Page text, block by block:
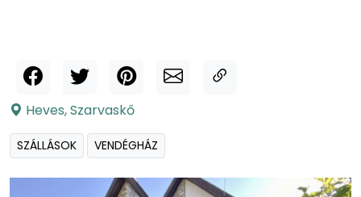
Heves,Szarvaskő
SZÁLLÁSOK VENDÉGHÁZ